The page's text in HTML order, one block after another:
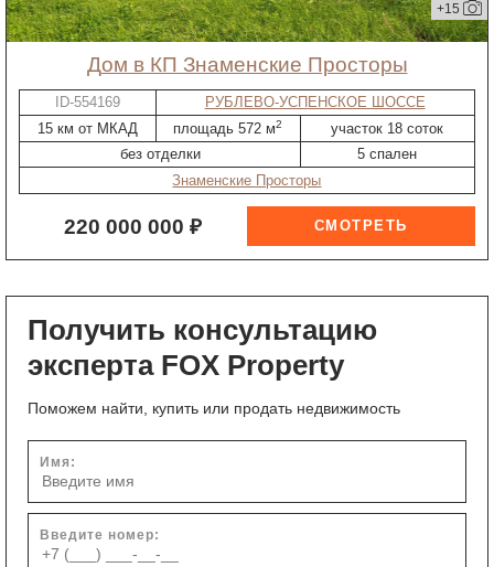
+15
дом в КП Знаменские Просторы
ID-554169
РУБЛЕВО-УСПЕНСКОЕ ШОССЕ
15 км от МКАД
площадь 572 м2
участок 18 соток
без отделки
5 спален
Знаменские Просторы
220 000 000 ₽
Получить консультацию
эксперта FOX Property
Поможем найти, купить или продать недвижимость
Имя:
Введите номер: